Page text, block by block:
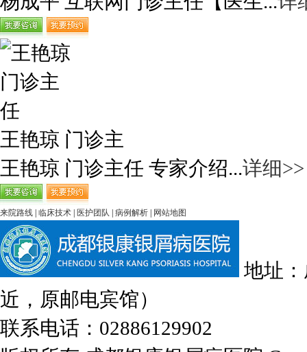
王艳琼 门诊主
王艳琼 门诊主任 专家介绍...详细>>
来院路线 临床技术 医护团队 病例解析 网站地图
地址
近，原邮电宾馆）
联系电话：02886129902